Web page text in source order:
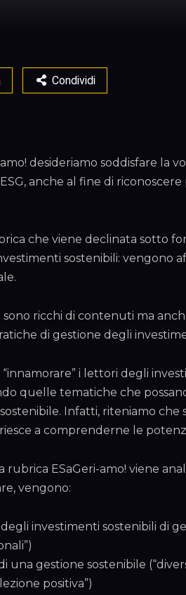
Condividi
desideriamo soddisfare la
anche al fine di
che viene declinata sotto
sostenibili: vengono
ricchi di contenuti ma
di gestione degli
“innamorare” i lettori degli
quelle tematiche che
Infatti, riteniamo
a comprenderne le
ESaGeri-amo! viene
vengono:
investimenti sostenibili di
gestione sostenibile
positiva”)